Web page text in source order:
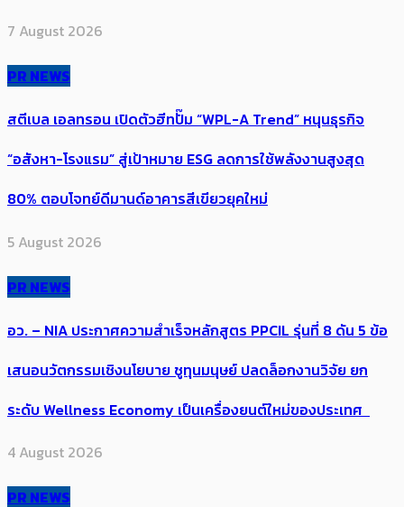
7 August 2026
PR NEWS
สตีเบล เอลทรอน เปิดตัวฮีทปั๊ม “WPL-A Trend” หนุนธุรกิจ
“อสังหา-โรงแรม” สู่เป้าหมาย ESG ลดการใช้พลังงานสูงสุด
80% ตอบโจทย์ดีมานด์อาคารสีเขียวยุคใหม่
5 August 2026
PR NEWS
อว. – NIA ประกาศความสำเร็จหลักสูตร PPCIL รุ่นที่ 8 ดัน 5 ข้อ
เสนอนวัตกรรมเชิงนโยบาย ชูทุนมนุษย์ ปลดล็อกงานวิจัย ยก
ระดับ Wellness Economy เป็นเครื่องยนต์ใหม่ของประเทศ
4 August 2026
PR NEWS